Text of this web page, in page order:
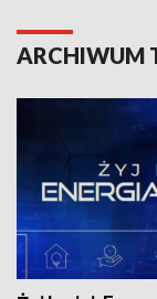
ARCHIWUM